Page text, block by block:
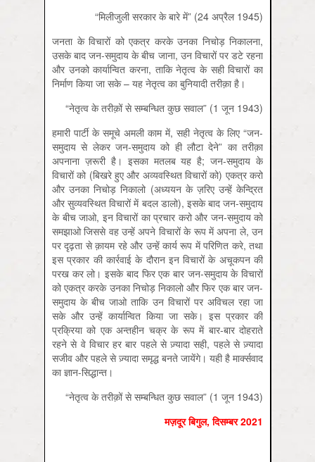
“मिलीजुली सरकार के बारे में” (24 अप्रैल 1945)
जनता के विचारों को एकत्र करके उनका निचोड़ निकालना,
उसके बाद जन-समुदाय के बीच जाना, उन विचारों पर डटे रहना
और उनको कार्यान्वित करना, ताकि नेतृत्व के सही विचारों का
निर्माण किया जा सके – यह नेतृत्व का बुनियादी तरीक़ा है।
“नेतृत्व के तरीक़ों से सम्बन्धित कुछ सवाल” (1 जून 1943)
हमारी पार्टी के समूचे अमली काम में, सही नेतृत्व के लिए “जन-
समुदाय से लेकर जन-समुदाय को ही लौटा देने” का तरीक़ा
अपनाना ज़रूरी है। इसका मतलब यह है; जन-समुदाय के
विचारों को (बिखरे हुए और अव्यवस्थित विचारों को) एकत्र करो
और उनका निचोड़ निकालो (अध्ययन के ज़रिए उन्हें केन्द्रित
और सुव्यवस्थित विचारों में बदल डालो), इसके बाद जन-समुदाय
के बीच जाओ, इन विचारों का प्रचार करो और जन-समुदाय को
समझाओ जिससे वह उन्हें अपने विचारों के रूप में अपना ले, उन
पर दृढ़ता से क़ायम रहे और उन्हें कार्य रूप में परिणित करे, तथा
इस प्रकार की कार्रवाई के दौरान इन विचारों के अचूकपन की
परख कर लो। इसके बाद फिर एक बार जन-समुदाय के विचारों
को एकत्र करके उनका निचोड़ निकालो और फिर एक बार जन-
समुदाय के बीच जाओ ताकि उन विचारों पर अविचल रहा जा
सके और उन्हें कार्यान्वित किया जा सके। इस प्रकार की
प्रक्रिया को एक अन्तहीन चक्र के रूप में बार-बार दोहराते
रहने से वे विचार हर बार पहले से ज़्यादा सही, पहले से ज़्यादा
सजीव और पहले से ज़्यादा समृद्ध बनते जायेंगे। यही है मार्क्सवाद
का ज्ञान-सिद्धान्त।
“नेतृत्व के तरीक़ों से सम्बन्धित कुछ सवाल” (1 जून 1943)
मज़दूर बिगुल, दिसम्बर 2021